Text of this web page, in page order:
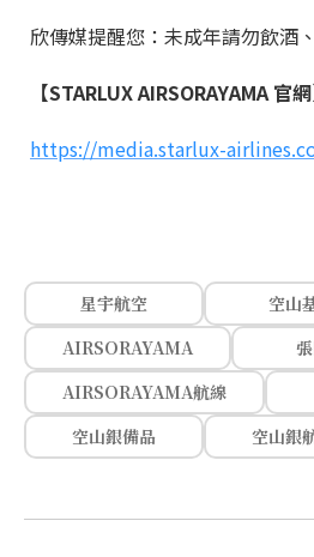
欣傳媒提醒您：未成年請勿飲酒
【STARLUX AIRSORAYAMA 官網
https://media.starlux-
星宇航空
空山
AIRSORAYAMA
AIRSORAYAMA航線
空山銀備品
空山銀